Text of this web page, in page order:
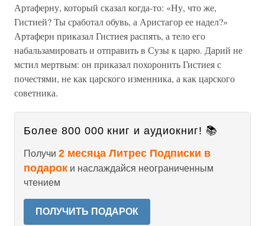
Артаферну, который сказал когда-то: «Ну, что же,
Гистией? Ты сработал обувь, а Аристагор ее надел?»
Артаферн приказал Гистиея распять, а тело его
набальзамировать и отправить в Сузы к царю. Дарий не
мстил мертвым: он приказал похоронить Гистиея с
почестями, не как царского изменника, а как царского
советника.
Более 800 000 книг и аудиокниг! 📚
Получи 2 месяца Литрес Подписки в
подарок и наслаждайся неограниченным
чтением
ПОЛУЧИТЬ ПОДАРОК